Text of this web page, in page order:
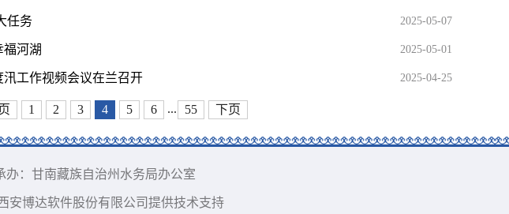
任务 2025-05-07
福河湖 2025-05-01
汛工作视频会议在兰召开 2025-04-25
1 2 3 4 5 6 ... 55 下页
办：甘南藏族自治州水务局办公室
安博达软件股份有限公司提供技术支持